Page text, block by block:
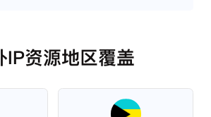
IP资源地区覆盖